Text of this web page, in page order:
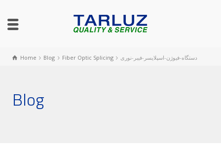
Home Blog Fiber Optic Splicing دستگاه-فیوژن-اسپلایسر-فیبر-نوری
Blog